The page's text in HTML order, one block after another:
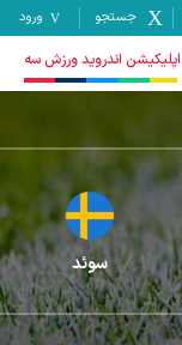
جستجو ورود
اپلیکیشن اندروید ورزش سه
سوئد